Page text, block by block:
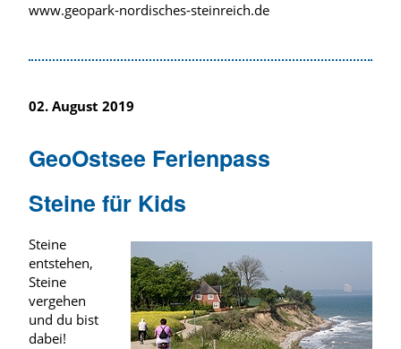
www.geopark-nordisches-steinreich.de
02. August 2019
GeoOstsee Ferienpass
Steine für Kids
Steine
entstehen,
Steine
vergehen
und du bist
dabei!